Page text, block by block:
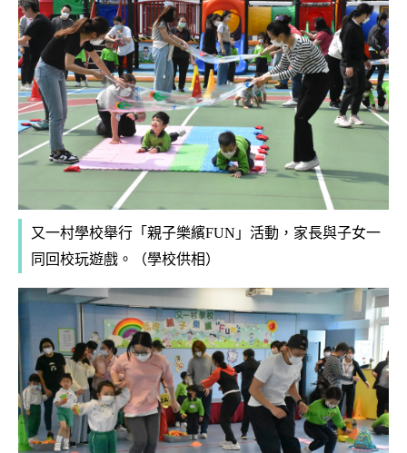
又一村學校舉行「親子樂繽FUN 」 活動 ，家長與子女一
同回校玩遊戲。（學校供相）